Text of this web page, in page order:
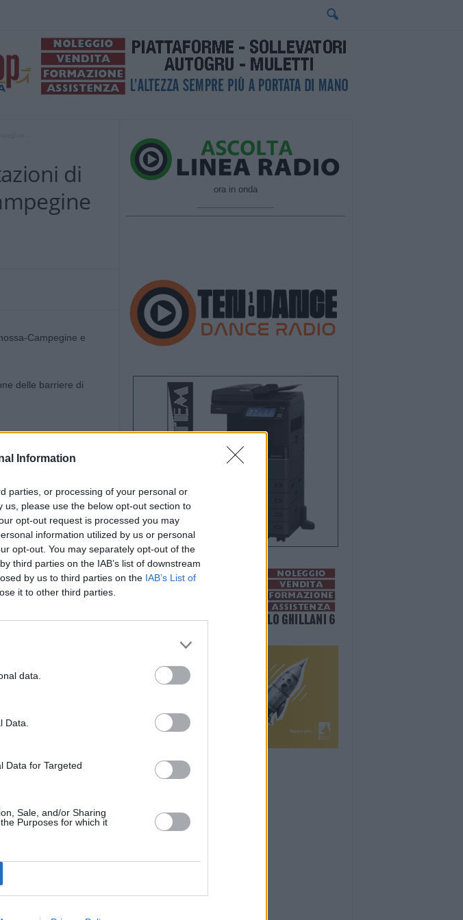
Information
parties, or processing of your personal or
please use the below opt-out section to
opt-out request is processed you may
information utilized by us or personal
opt-out. You may separately opt-out of the
third parties on the IAB’s list of downstream
by us to third parties on the IAB’s List of
it to other third parties.
data.
Data.
Data for Targeted
Sale, and/or Sharing
Purposes for which it
di
delle barriere di
e Bologna;
le provenienze,
o di Modena nord.
o di Modena nord;
e in uscita.
6:00, IN MODALITA’
e in uscita.
ora in onda